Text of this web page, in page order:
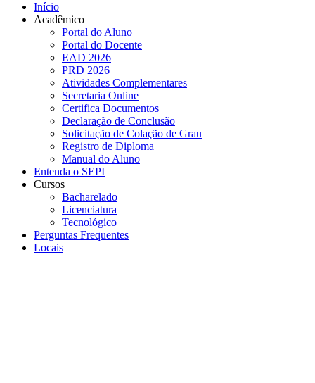
Início
Acadêmico
Portal do Aluno
Portal do Docente
EAD 2026
PRD 2026
Atividades Complementares
Secretaria Online
Certifica Documentos
Declaração de Conclusão
Solicitação de Colação de Grau
Registro de Diploma
Manual do Aluno
Entenda o SEPI
Cursos
Bacharelado
Licenciatura
Tecnológico
Perguntas Frequentes
Locais